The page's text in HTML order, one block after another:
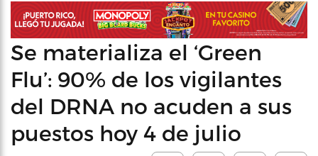
Se materializa el ‘Green
Flu’: 90% de los vigilantes
del DRNA no acuden a sus
puestos hoy 4 de julio